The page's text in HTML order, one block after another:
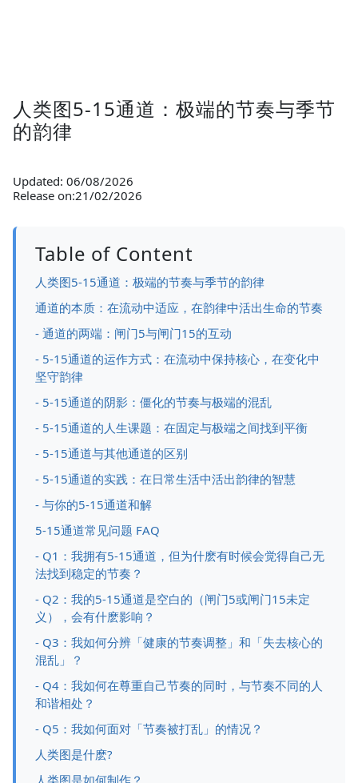
人类图5-15通道：极端的节奏与季节
的韵律
Updated: 06/08/2026
Release on:21/02/2026
Table of Content
人类图5-15通道：极端的节奏与季节的韵律
通道的本质：在流动中适应，在韵律中活出生命的节奏
- 通道的两端：闸门5与闸门15的互动
- 5-15通道的运作方式：在流动中保持核心，在变化中
坚守韵律
- 5-15通道的阴影：僵化的节奏与极端的混乱
- 5-15通道的人生课题：在固定与极端之间找到平衡
- 5-15通道与其他通道的区别
- 5-15通道的实践：在日常生活中活出韵律的智慧
- 与你的5-15通道和解
5-15通道常见问题 FAQ
- Q1：我拥有5-15通道，但为什麽有时候会觉得自己无
法找到稳定的节奏？
- Q2：我的5-15通道是空白的（闸门5或闸门15未定
义），会有什麽影响？
- Q3：我如何分辨「健康的节奏调整」和「失去核心的
混乱」？
- Q4：我如何在尊重自己节奏的同时，与节奏不同的人
和谐相处？
- Q5：我如何面对「节奏被打乱」的情况？
人类图是什麽?